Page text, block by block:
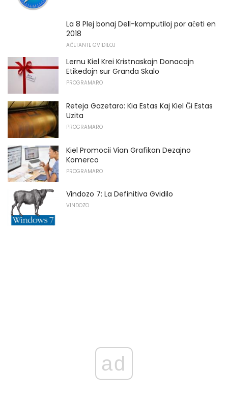
La 8 Plej bonaj Dell-komputiloj por aĉeti en
2018
AĈETANTE GVIDILOJ
Lernu Kiel Krei Kristnaskajn Donacajn
Etikedojn sur Granda Skalo
PROGRAMARO
Reteja Gazetaro: Kia Estas Kaj Kiel Ĝi Estas
Uzita
PROGRAMARO
Kiel Promocii Vian Grafikan Dezajno
Komerco
PROGRAMARO
Vindozo 7: La Definitiva Gvidilo
VINDOZO
ad